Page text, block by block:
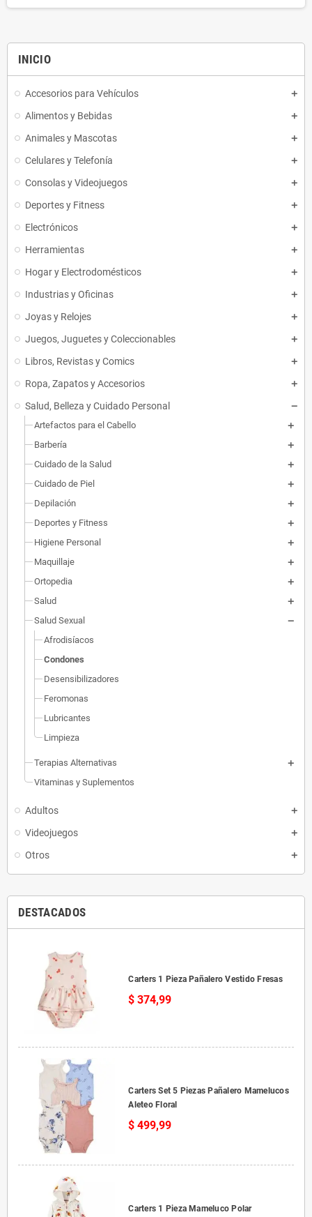
INICIO
Accesorios para Vehículos
Alimentos y Bebidas
Animales y Mascotas
Celulares y Telefonía
Consolas y Videojuegos
Deportes y Fitness
Electrónicos
Herramientas
Hogar y Electrodomésticos
Industrias y Oficinas
Joyas y Relojes
Juegos, Juguetes y Coleccionables
Libros, Revistas y Comics
Ropa, Zapatos y Accesorios
Salud, Belleza y Cuidado Personal
Artefactos para el Cabello
Barbería
Cuidado de la Salud
Cuidado de Piel
Depilación
Deportes y Fitness
Higiene Personal
Maquillaje
Ortopedia
Salud
Salud Sexual
Afrodisíacos
Condones
Desensibilizadores
Feromonas
Lubricantes
Limpieza
Terapias Alternativas
Vitaminas y Suplementos
Adultos
Videojuegos
Otros
DESTACADOS
Carters 1 Pieza Pañalero Vestido Fresas
$ 374,99
Carters Set 5 Piezas Pañalero Mamelucos
Aleteo Floral
$ 499,99
Carters 1 Pieza Mameluco Polar